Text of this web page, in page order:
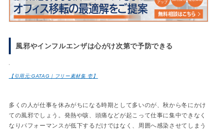
風邪やインフルエンザは心がけ次第で予防できる
【引用元:GATAG｜フリー素材集 壱】
多くの人が仕事を休みがちになる時期として多いのが、秋から冬にかけ
ての風邪でしょう。発熱や咳、頭痛などが起こって仕事に集中できなく
なりパフォーマンスが低下するだけではなく、周囲へ感染させてしまう